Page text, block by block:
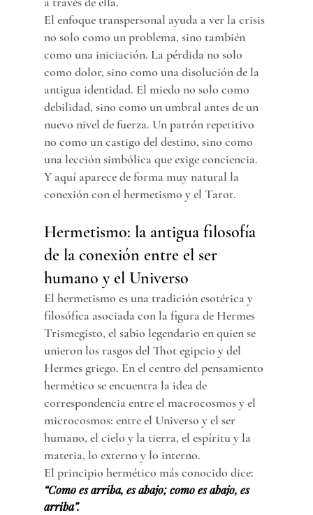
El enfoque transpersonal ayuda a ver la crisis
no solo como un problema, sino también
como una iniciación. La pérdida no solo
como dolor, sino como una disolución de la
antigua identidad. El miedo no solo como
debilidad, sino como un umbral antes de un
nuevo nivel de fuerza. Un patrón repetitivo
no como un castigo del destino, sino como
una lección simbólica que exige conciencia.
Y aquí aparece de forma muy natural la
conexión con el hermetismo y el Tarot.
Hermetismo: la antigua filosofía
de la conexión entre el ser
humano y el Universo
El hermetismo es una tradición esotérica y
filosófica asociada con la figura de Hermes
Trismegisto, el sabio legendario en quien se
unieron los rasgos del Thot egipcio y del
Hermes griego. En el centro del pensamiento
hermético se encuentra la idea de
correspondencia entre el macrocosmos y el
microcosmos: entre el Universo y el ser
humano, el cielo y la tierra, el espíritu y la
materia, lo externo y lo interno.
El principio hermético más conocido dice:
“Como es arriba, es abajo; como es abajo, es
arriba”.